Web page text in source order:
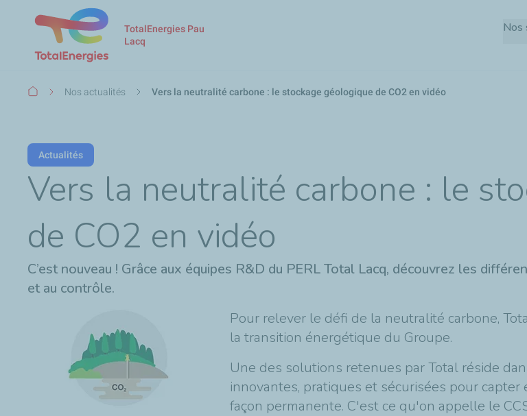
TotalEnergies Pau
Lacq
Nos
Fil
Nos actualités Vers la neutralité carbone : le stockage géologique de CO2 en vidéo
Actualités
Vers la neutralité carbone : le
de CO2 en vidéo
C’est nouveau ! Grâce aux équipes R&D du PERL Total Lacq, découvrez les
et au contrôle.
Pour relever le défi de la neutralité carbone,
la transition énergétique du Groupe.
Une des solutions retenues par Total réside
innovantes, pratiques et sécurisées pour capter
façon permanente. C'est ce qu'on appelle le